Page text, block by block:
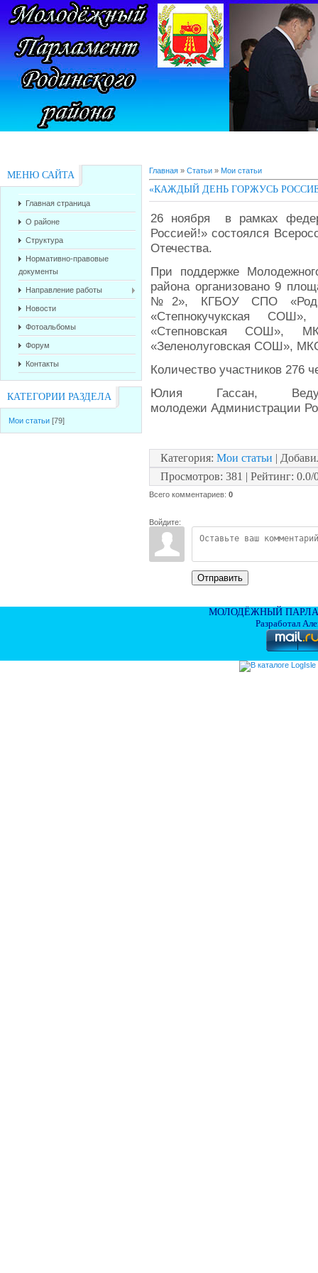
МЕНЮ САЙТА
Главная страница
О районе
Структура
Нормативно-правовые
документы
Направление работы
Новости
Фотоальбомы
Форум
Контакты
КАТЕГОРИИ РАЗДЕЛА
Мои статьи [79]
Главная » Статьи » Мои статьи
«КАЖДЫЙ ДЕНЬ ГОРЖУСЬ
26 ноября в рамках
Россией!» состоялся
Отечества.
При поддержке
района организовано 9
№2», КГБОУ СПО
«Степнокучукская
«Степновская СОШ»,
«Зеленолуговская СОШ»,
Количество участников 276
Юлия Гассан,
молодежи Администрации
Категория: Мои статьи |
Просмотров: 381 | Рейтинг: 0.0/
Всего комментариев: 0
Войдите:
Отправить
МОЛОДЁЖНЫЙ
Разработал